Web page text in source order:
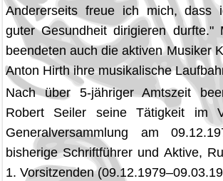
Andererseits freue ich mich, dass
guter Gesundheit dirigieren durfte."
beendeten auch die aktiven Musiker
Anton Hirth ihre musikalische
Nach über 5-jähriger Amtszeit
Robert Seiler seine Tätigkeit im
Generalversammlung am
bisherige Schriftführer und Aktive,
1. Vorsitzenden